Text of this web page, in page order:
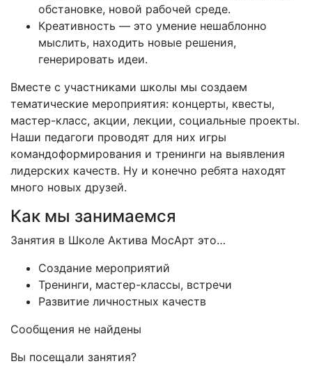
обстановке, новой рабочей среде.
Креативность — это умение нешаблонно
мыслить, находить новые решения,
генерировать идеи.
Вместе с участниками школы мы создаем
тематические мероприятия: концерты, квесты,
мастер-класс, акции, лекции, социальные проекты.
Наши педагоги проводят для них игры
командоформирования и тренинги на выявления
лидерских качеств. Ну и конечно ребята находят
много новых друзей.
Как мы занимаемся
Занятия в Школе Актива МосАрт это…
Создание мероприятий
Тренинги, мастер-классы, встречи
Развитие личностных качеств
Сообщения не найдены
Вы посещали занятия?